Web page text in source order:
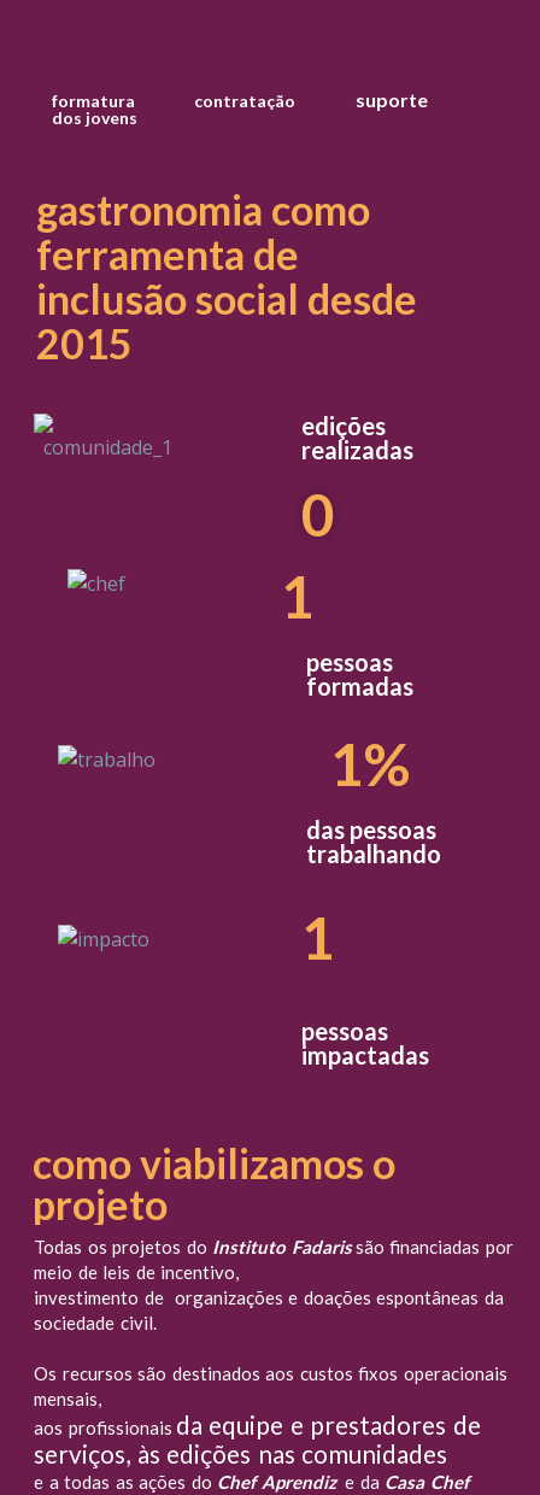
formatura
dos jovens
contratação suporte
gastronomia como
ferramenta de
inclusão social desde
2015
edições
realizadas
0
1
pessoas
formadas
1%
das pessoas
trabalhando
1
pessoas
impactadas
como viabilizamos o
projeto
Todas os projetos do Instituto Fadarissão financiadas por
meio de leis de incentivo,
investimento de organizações e doações espontâneas da
sociedade civil.
Os recursos são destinados aos custos fixos operacionais
mensais,
aos profissionais da equipe e prestadores de
serviços, às edições nas comunidades
e a todas as ações do Chef Aprendize da Casa Chef